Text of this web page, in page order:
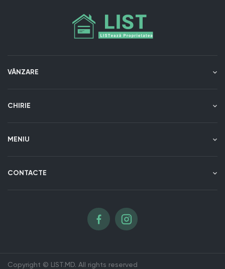
VÂNZARE
CHIRIE
MENIU
CONTACTE
Copyright © LIST.MD. All rights reserved